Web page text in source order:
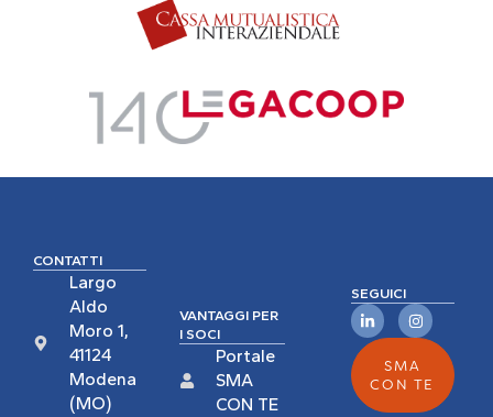
CONTATTI
Largo
Aldo
Moro 1,
41124
Modena
(MO)
VANTAGGI PER
I SOCI
Portale
SMA
CON TE
SEGUICI
SMA
CON TE